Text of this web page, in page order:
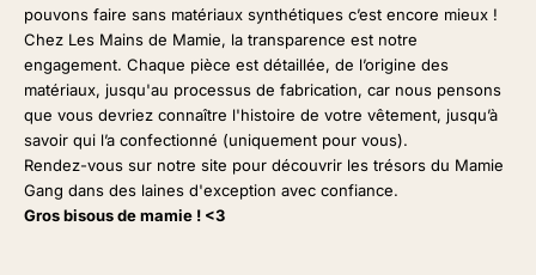
pouvons faire sans matériaux synthétiques c’est encore mieux !
Chez Les Mains de Mamie, la transparence est notre
engagement. Chaque pièce est détaillée, de l’origine des
matériaux, jusqu'au processus de fabrication, car nous pensons
que vous devriez connaître l'histoire de votre vêtement, jusqu’à
savoir qui l’a confectionné (uniquement pour vous).
Rendez-vous sur notre site pour découvrir les trésors du Mamie
Gang dans des laines d'exception avec confiance.
Gros bisous de mamie ! <3